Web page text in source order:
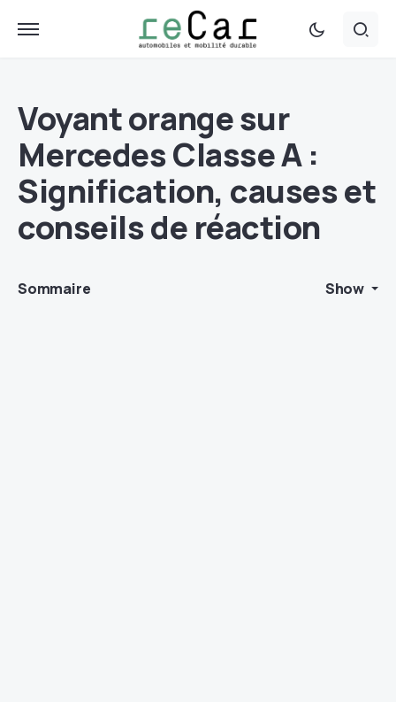
Voyant orange sur
Mercedes Classe A :
Signification, causes et
conseils de réaction
Sommaire Show